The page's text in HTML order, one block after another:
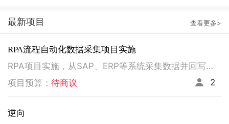
最新项目 查看更多>
RPA流程自动化数据采集项目实施
RPA项目实施，从SAP、ERP等系统采集数据并回写。请注意以下要求，不符合者请勿扰！ 1、熟悉掌握国内主流RPA设计实施，如弘玑、来也、艺赛旗等产品； 2、有大中型企业RPA流程设计、实施项目经验； 3、非远程、需要现场实施！！！！！！！
项目预算： 待商议 2
逆向